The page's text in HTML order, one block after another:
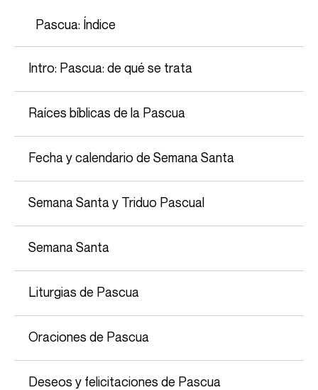
Pascua: Índice
Intro: Pascua: de qué se trata
Raíces bíblicas de la Pascua
Fecha y calendario de Semana Santa
Semana Santa y Triduo Pascual
Semana Santa
Liturgias de Pascua
Oraciones de Pascua
Deseos y felicitaciones de Pascua